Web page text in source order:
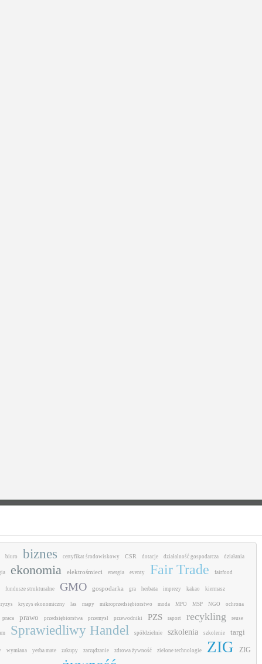
biuro biznes certyfikat środowiskowy CSR dotacje działalność gospodarcza działania
ekonomia elektrośmieci energia eventy Fair Trade fairfood
fundusze strukturalne GMO gospodarka gra herbata imprezy kakao kiermasz
kryzys ekonomiczny las mapy mikroprzedsiębiorstwo moda MPO MSP NGO ochrona
praca prawo przedsiębiorstwa przemysł przewodniki PZS raport recykling reuse
Sprawiedliwy Handel spółdzielnie szkolenia szkolenie targi
wymiana yerba mate zakupy zarządzanie zdrowa żywność zielone technologie ZIG ZIG